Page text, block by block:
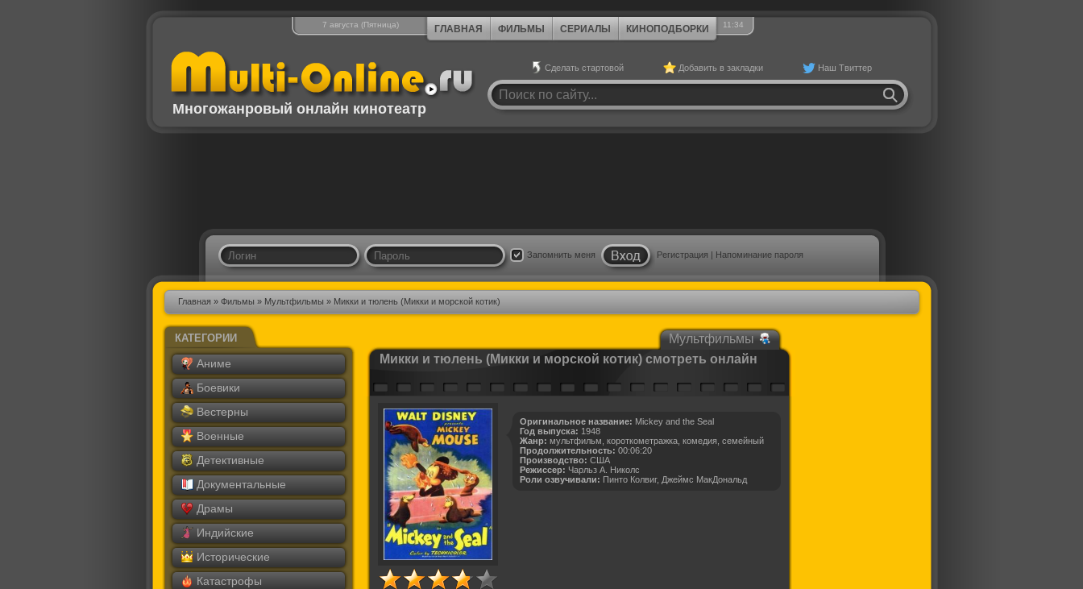
7 августа (Пятница) ГЛАВНАЯ ФИЛЬМЫ СЕРИАЛЫ КИНОПОДБОРКИ 11 34
Многожанровый онлайн кинотеатр
Сделать стартовой Добавить в закладки Наш Твиттер
Запомнить меня Регистрация | Напоминание пароля
Главная» Фильмы» Мультфильмы» Микки и тюлень (Микки и морской котик)
КАТЕГОРИИ
Аниме
Боевики
Вестерны
Военные
Детективные
Документальные
Драмы
Индийские
Исторические
Катастрофы
Мультфильмы
Микки и тюлень (Микки и морской котик) смотреть онлайн
Оригинальное название: Mickey and the Seal
Год выпуска: 1948
Жанр: мультфильм, короткометражка, комедия, семейный
Продолжительность: 00:06:20
Производство: США
Режиссер: Чарльз А. Николс
Роли озвучивали: Пинто Колвиг, Джеймс МакДональд